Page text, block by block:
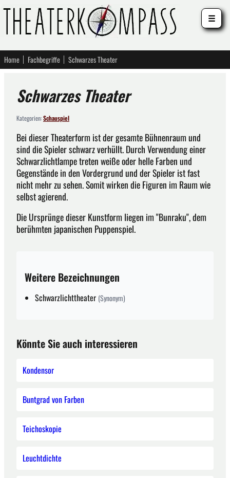
Home Fachbegriffe Schwarzes Theater
Schwarzes Theater
Kategorien:Schauspiel
Bei dieser Theaterform ist der gesamte Bühnenraum und
sind die Spieler schwarz verhüllt. Durch Verwendung einer
Schwarzlichtlampe treten weiße oder helle Farben und
Gegenstände in den Vordergrund und der Spieler ist fast
nicht mehr zu sehen. Somit wirken die Figuren im Raum wie
selbst agierend.
Die Ursprünge dieser Kunstform liegen im "Bunraku", dem
berühmten japanischen Puppenspiel.
Weitere Bezeichnungen
Schwarzlichttheater (Synonym)
Könnte Sie auch interessieren
Kondensor
Buntgrad von Farben
Teichoskopie
Leuchtdichte
☰